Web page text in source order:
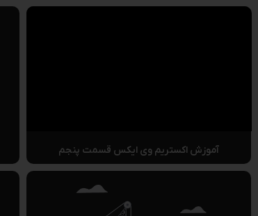
آموزش اکستریم وی ایکس قسمت پنجم